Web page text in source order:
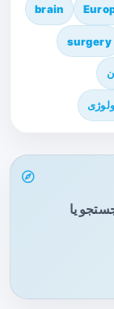
brain
surgery
یا